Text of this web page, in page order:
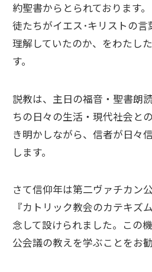
約聖書からとられております
徒たちがイエス･キリストの
理解していたのか、をわたし
す。
説教は、主日の福音・聖書朗
ちの日々の生活・現代社会と
き明かしながら、信者が日々
します。
さて信仰年は第二ヴァチカン
『カトリック教会のカテキズ
念して設けられました。この
公会議の教えを学ぶことをお勧